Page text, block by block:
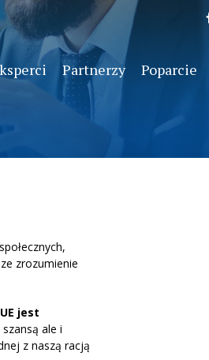
Partnerzy Poparcie
zrozumienie
jest
ale i
z naszą racją